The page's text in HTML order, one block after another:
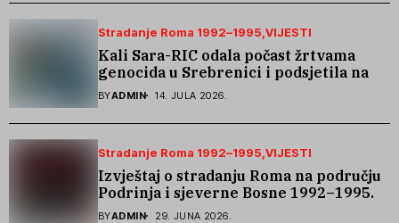
Stradanje Roma 1992–1995 VIJESTI
Kali Sara-RIC odala počast žrtvama
genocida u Srebrenici i podsjetila na
stradanje Roma iz Skočića
BYADMIN 14. JULA 2026.
Stradanje Roma 1992–1995 VIJESTI
Izvještaj o stradanju Roma na području
Podrinja i sjeverne Bosne 1992–1995.
godine
BYADMIN 29. JUNA 2026.